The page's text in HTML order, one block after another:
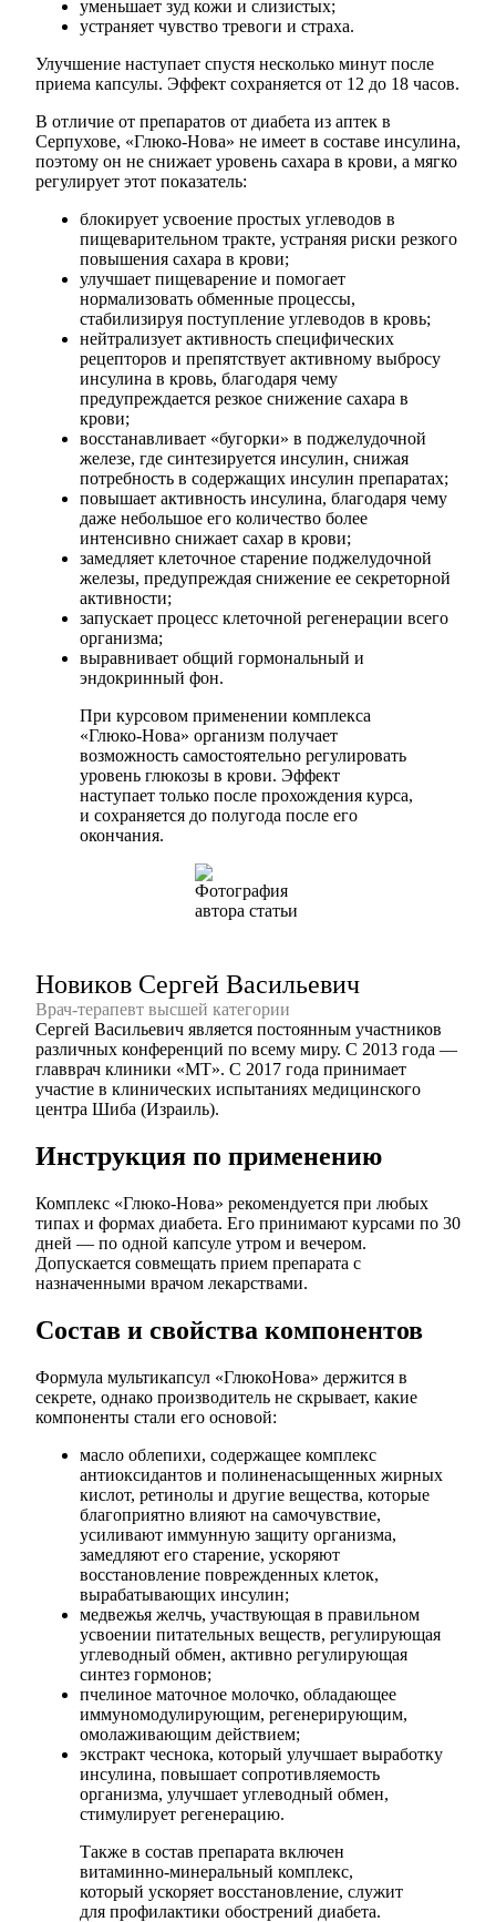
уменьшает зуд кожи и слизистых;
устраняет чувство тревоги и страха.
Улучшение наступает спустя несколько минут после
приема капсулы. Эффект сохраняется от 12 до 18 часов.
В отличие от препаратов от диабета из аптек в
Серпухове, «Глюко-Нова» не имеет в составе инсулина,
поэтому он не снижает уровень сахара в крови, а мягко
регулирует этот показатель:
блокирует усвоение простых углеводов в
пищеварительном тракте, устраняя риски резкого
повышения сахара в крови;
улучшает пищеварение и помогает
нормализовать обменные процессы,
стабилизируя поступление углеводов в кровь;
нейтрализует активность специфических
рецепторов и препятствует активному выбросу
инсулина в кровь, благодаря чему
предупреждается резкое снижение сахара в
крови;
восстанавливает «бугорки» в поджелудочной
железе, где синтезируется инсулин, снижая
потребность в содержащих инсулин препаратах;
повышает активность инсулина, благодаря чему
даже небольшое его количество более
интенсивно снижает сахар в крови;
замедляет клеточное старение поджелудочной
железы, предупреждая снижение ее секреторной
активности;
запускает процесс клеточной регенерации всего
организма;
выравнивает общий гормональный и
эндокринный фон.
При курсовом применении комплекса
«Глюко-Нова» организм получает
возможность самостоятельно регулировать
уровень глюкозы в крови. Эффект
наступает только после прохождения курса,
и сохраняется до полугода после его
окончания.
Новиков Сергей Васильевич
Врач-терапевт высшей категории
Сергей Васильевич является постоянным участников
различных конференций по всему миру. С 2013 года —
главврач клиники «МТ». С 2017 года принимает
участие в клинических испытаниях медицинского
центра Шиба (Израиль).
Инструкция по применению
Комплекс «Глюко-Нова» рекомендуется при любых
типах и формах диабета. Его принимают курсами по 30
дней — по одной капсуле утром и вечером.
Допускается совмещать прием препарата с
назначенными врачом лекарствами.
Состав и свойства компонентов
Формула мультикапсул «ГлюкоНова» держится в
секрете, однако производитель не скрывает, какие
компоненты стали его основой:
масло облепихи, содержащее комплекс
антиоксидантов и полиненасыщенных жирных
кислот, ретинолы и другие вещества, которые
благоприятно влияют на самочувствие,
усиливают иммунную защиту организма,
замедляют его старение, ускоряют
восстановление поврежденных клеток,
вырабатывающих инсулин;
медвежья желчь, участвующая в правильном
усвоении питательных веществ, регулирующая
углеводный обмен, активно регулирующая
синтез гормонов;
пчелиное маточное молочко, обладающее
иммуномодулирующим, регенерирующим,
омолаживающим действием;
экстракт чеснока, который улучшает выработку
инсулина, повышает сопротивляемость
организма, улучшает углеводный обмен,
стимулирует регенерацию.
Также в состав препарата включен
витаминно-минеральный комплекс,
который ускоряет восстановление, служит
для профилактики обострений диабета.